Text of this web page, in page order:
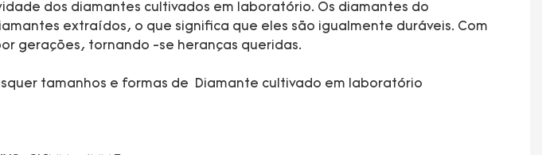
dos diamantes cultivados em laboratório. Os diamantes do
extraídos, o que significa que eles são igualmente duráveis. Com
gerações, tornando -se heranças queridas.
tamanhos e formas de Diamante cultivado em laboratório